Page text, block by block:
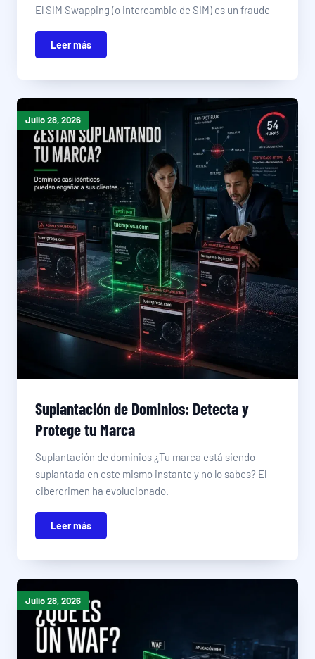
El SIM Swapping (o intercambio de SIM) es un fraude
Leer más
Julio 28, 2026
Suplantación de Dominios: Detecta y
Protege tu Marca
Suplantación de dominios ¿Tu marca está siendo
suplantada en este mismo instante y no lo sabes? El
cibercrimen ha evolucionado.
Leer más
Julio 28, 2026